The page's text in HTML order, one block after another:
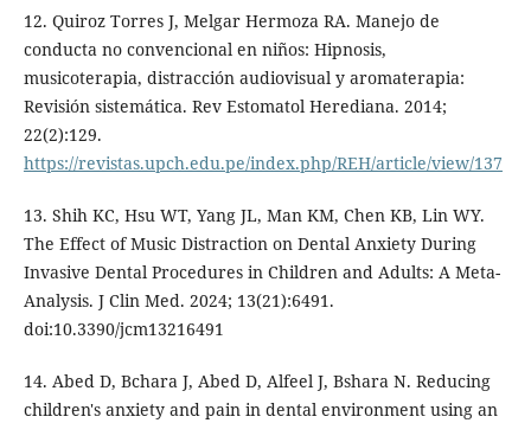
12. Quiroz Torres J, Melgar Hermoza RA. Manejo de
conducta no convencional en niños: Hipnosis,
musicoterapia, distracción audiovisual y aromaterapia:
Revisión sistemática. Rev Estomatol Herediana. 2014;
22(2):129.
https://revistas.upch.edu.pe/index.php/REH/article/view/137
13. Shih KC, Hsu WT, Yang JL, Man KM, Chen KB, Lin WY.
The Effect of Music Distraction on Dental Anxiety During
Invasive Dental Procedures in Children and Adults: A Meta-
Analysis. J Clin Med. 2024; 13(21):6491.
doi:10.3390/jcm13216491
14. Abed D, Bchara J, Abed D, Alfeel J, Bshara N. Reducing
children's anxiety and pain in dental environment using an